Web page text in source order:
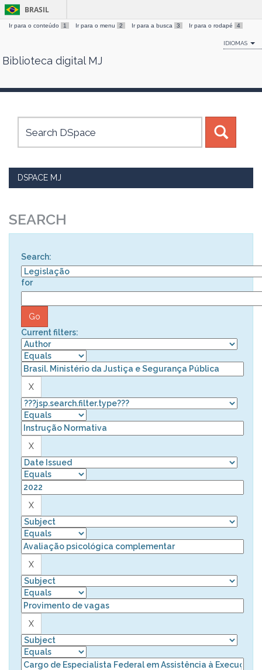
Skip
BRASIL
Ir para o conteúdo 1 Ir para o menu 2 Ir para a busca 3 Ir para o rodapé 4
IDIOMAS
Biblioteca digital MJ
DSPACE MJ
SEARCH
Search:
for
Current filters: